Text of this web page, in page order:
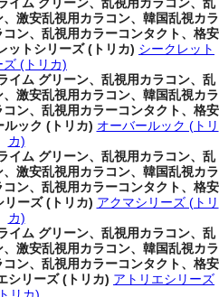
激安乱視用カラコン、韓国乱視カラ
ン、乱視用カラーコンタクト、格安
ットシリーズ (トリカ) シークレット
ズ (トリカ)
イム グリーン、乱視用カラコン、乱
激安乱視用カラコン、韓国乱視カラ
ン、乱視用カラーコンタクト、格安
ルック (トリカ) オーバールック (トリ
カ)
イム グリーン、乱視用カラコン、乱
激安乱視用カラコン、韓国乱視カラ
ン、乱視用カラーコンタクト、格安
リーズ (トリカ) アクマシリーズ (トリ
カ)
イム グリーン、乱視用カラコン、乱
激安乱視用カラコン、韓国乱視カラ
ン、乱視用カラーコンタクト、格安
シリーズ (トリカ) アトリエシリーズ